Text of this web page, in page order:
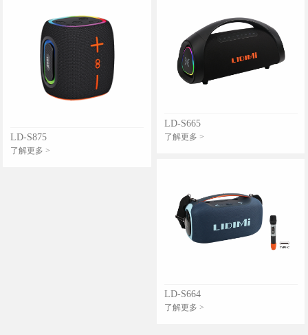
LD-S875
了解更多 >
LD-S665
了解更多 >
LD-S664
了解更多 >